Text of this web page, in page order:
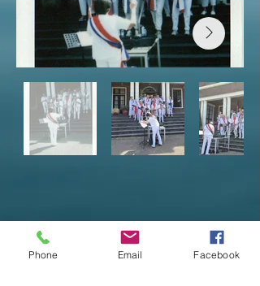
© 2021 Oud Bruin en Jong
Phone Email Facebook